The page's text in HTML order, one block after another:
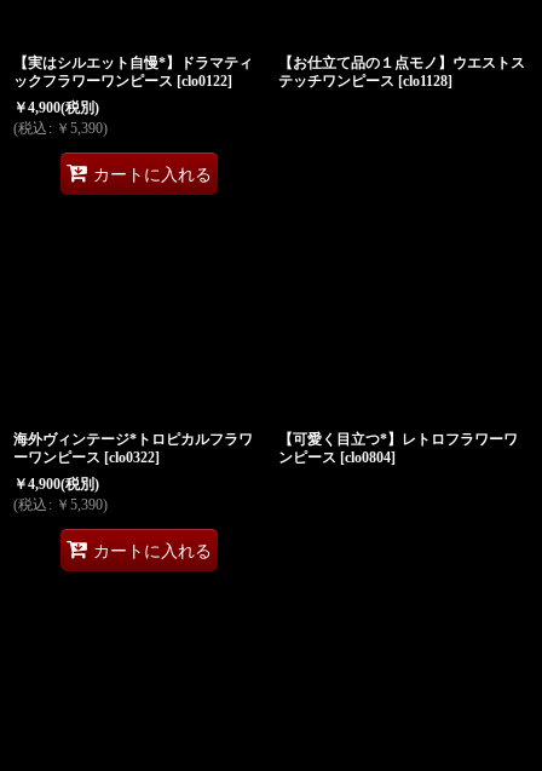
【実はシルエット自慢*】ドラマティ
ックフラワーワンピース [clo0122]
￥4,900(税別)
(税込 : ￥ 5,390)
カートに入れる
【お仕立て品の１点モノ】ウエストス
テッチワンピース [clo1128]
海外ヴィンテージ*トロピカルフラワ
ーワンピース [clo0322]
￥4,900(税別)
(税込 : ￥ 5,390)
カートに入れる
【可愛く目立つ*】レトロフラワーワ
ンピース [clo0804]